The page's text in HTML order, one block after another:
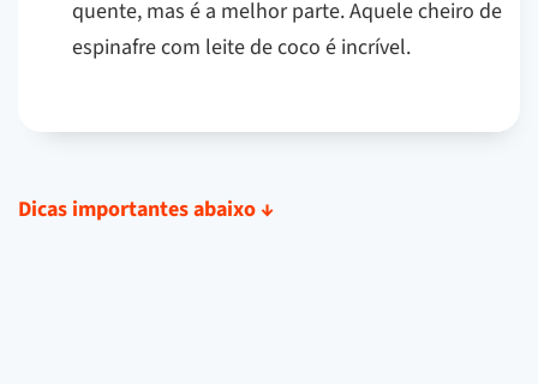
quente, mas é a melhor parte. Aquele cheiro de
espinafre com leite de coco é incrível.
Dicas importantes abaixo ↓